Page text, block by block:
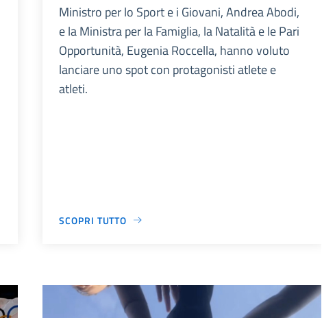
Ministro per lo Sport e i Giovani, Andrea Abodi,
e la Ministra per la Famiglia, la Natalità e le Pari
Opportunità, Eugenia Roccella, hanno voluto
lanciare uno spot con protagonisti atlete e
atleti.
SCOPRI TUTTO